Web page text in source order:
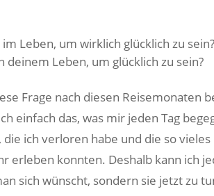
Leben, um wirklich glücklich zu sein?
deinem Leben, um glücklich zu sein?
Frage nach diesen
einfach das, was mir jeden Tag
ich verloren habe und die so
erleben konnten. Deshalb kann ich
sich wünscht, sondern sie jetzt zu